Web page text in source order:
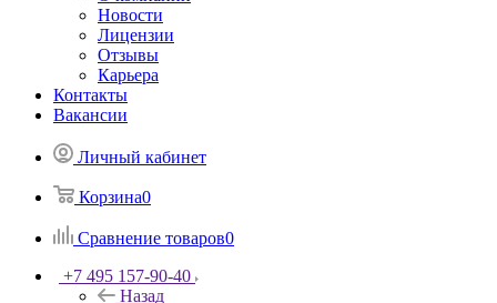
Новости
Лицензии
Отзывы
Карьера
Контакты
Вакансии
Личный кабинет
Корзина0
Сравнение товаров0
+7 495 157-90-40
Назад